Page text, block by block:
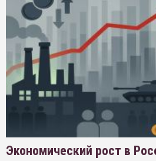
Экономический рост в